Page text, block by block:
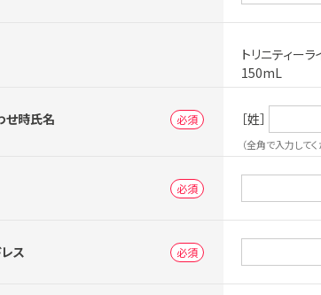
トリニティー
150mL
せ時氏名 ［姓］
（全角で入力してく
ス